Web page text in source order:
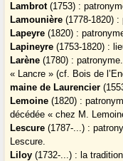
Lambrot(1753) :
Lamounière (1778-1820) :
Lapeyre (1820) :
Lapineyre (1753-1820) :
Larène (1780) :
« Lancre » (cf. Bois de
maine de Laurencier
Lemoine (1820) :
décédée « chez M.
Lescure (1787-...) :
Lescure.
Liloy (1732-...) : la